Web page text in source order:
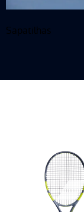
Sapatilhas